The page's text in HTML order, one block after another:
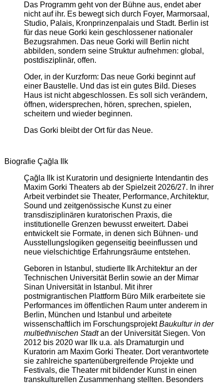
Das Programm geht von der Bühne aus, endet aber
nicht auf ihr. Es bewegt sich durch Foyer, Marmorsaal,
Studio, Palais, Kronprinzenpalais und Stadt. Berlin ist
für das neue Gorki kein geschlossener nationaler
Bezugsrahmen. Das neue Gorki will Berlin nicht
abbilden, sondern seine Struktur aufnehmen: global,
postdisziplinär, offen.
Oder, in der Kurzform: Das neue Gorki beginnt auf
einer Baustelle. Und das ist ein gutes Bild. Dieses
Haus ist nicht abgeschlossen. Es soll sich verändern,
öffnen, widersprechen, hören, sprechen, spielen,
scheitern und wieder beginnen.
Das Gorki bleibt der Ort für das Neue.
Biografie Çağla Ilk
Çağla Ilk ist Kuratorin und designierte Intendantin des
Maxim Gorki Theaters ab der Spielzeit 2026/27. In ihrer
Arbeit verbindet sie Theater, Performance, Architektur,
Sound und zeitgenössische Kunst zu einer
transdisziplinären kuratorischen Praxis, die
institutionelle Grenzen bewusst erweitert. Dabei
entwickelt sie Formate, in denen sich Bühnen- und
Ausstellungslogiken gegenseitig beeinflussen und
neue vielschichtige Erfahrungsräume entstehen.
Geboren in Istanbul, studierte Ilk Architektur an der
Technischen Universität Berlin sowie an der Mimar
Sinan Universität in Istanbul. Mit ihrer
postmigrantischen Plattform Büro Milk erarbeitete sie
Performances im öffentlichen Raum unter anderem in
Berlin, München und Istanbul und arbeitete
wissenschaftlich im ForschungsprojektBaukultur in der
multiethnischen Stadtan der Universität Siegen. Von
2012 bis 2020 war Ilk u.a. als Dramaturgin und
Kuratorin am Maxim Gorki Theater. Dort verantwortete
sie zahlreiche spartenübergreifende Projekte und
Festivals, die Theater mit bildender Kunst in einen
transkulturellen Zusammenhang stellten. Besonders